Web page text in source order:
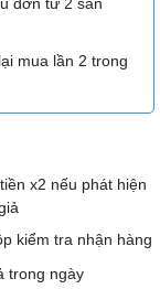
mua lần 2 trong
x2 nếu phát hiện
kiểm tra nhận hàng
trong ngày